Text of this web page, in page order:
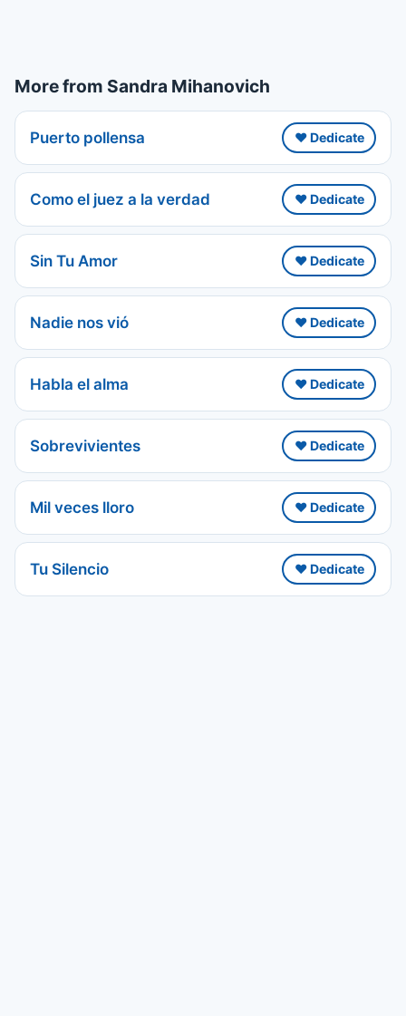
More from Sandra Mihanovich
Puerto pollensa ❤️ Dedicate
Como el juez a la verdad ❤️ Dedicate
Sin Tu Amor ❤️ Dedicate
Nadie nos vió ❤️ Dedicate
Habla el alma ❤️ Dedicate
Sobrevivientes ❤️ Dedicate
Mil veces lloro ❤️ Dedicate
Tu Silencio ❤️ Dedicate